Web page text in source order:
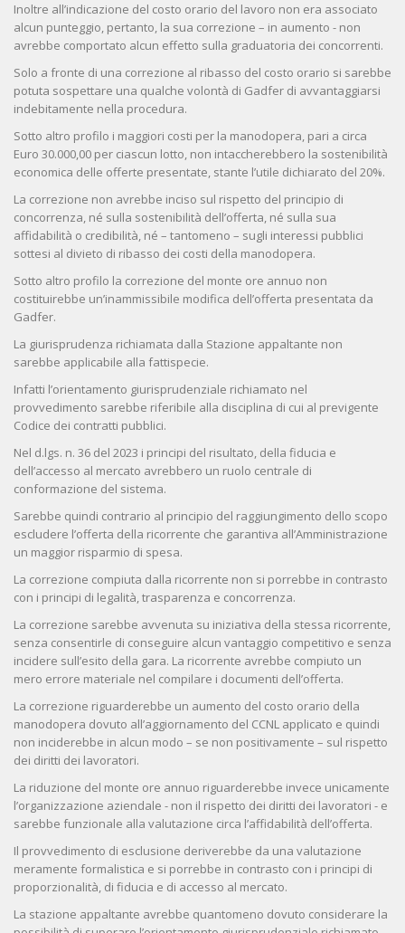
Inoltre all’indicazione del costo orario del lavoro non era associato
alcun punteggio, pertanto, la sua correzione – in aumento - non
avrebbe comportato alcun effetto sulla graduatoria dei concorrenti.
Solo a fronte di una correzione al ribasso del costo orario si sarebbe
potuta sospettare una qualche volontà di Gadfer di avvantaggiarsi
indebitamente nella procedura.
Sotto altro profilo i maggiori costi per la manodopera, pari a circa
Euro 30.000,00 per ciascun lotto, non intaccherebbero la sostenibilità
economica delle offerte presentate, stante l’utile dichiarato del 20%.
La correzione non avrebbe inciso sul rispetto del principio di
concorrenza, né sulla sostenibilità dell’offerta, né sulla sua
affidabilità o credibilità, né – tantomeno – sugli interessi pubblici
sottesi al divieto di ribasso dei costi della manodopera.
Sotto altro profilo la correzione del monte ore annuo non
costituirebbe un’inammissibile modifica dell’offerta presentata da
Gadfer.
La giurisprudenza richiamata dalla Stazione appaltante non
sarebbe applicabile alla fattispecie.
Infatti l’orientamento giurisprudenziale richiamato nel
provvedimento sarebbe riferibile alla disciplina di cui al previgente
Codice dei contratti pubblici.
Nel d.lgs. n. 36 del 2023 i principi del risultato, della fiducia e
dell’accesso al mercato avrebbero un ruolo centrale di
conformazione del sistema.
Sarebbe quindi contrario al principio del raggiungimento dello scopo
escludere l’offerta della ricorrente che garantiva all’Amministrazione
un maggior risparmio di spesa.
La correzione compiuta dalla ricorrente non si porrebbe in contrasto
con i principi di legalità, trasparenza e concorrenza.
La correzione sarebbe avvenuta su iniziativa della stessa ricorrente,
senza consentirle di conseguire alcun vantaggio competitivo e senza
incidere sull’esito della gara. La ricorrente avrebbe compiuto un
mero errore materiale nel compilare i documenti dell’offerta.
La correzione riguarderebbe un aumento del costo orario della
manodopera dovuto all’aggiornamento del CCNL applicato e quindi
non inciderebbe in alcun modo – se non positivamente – sul rispetto
dei diritti dei lavoratori.
La riduzione del monte ore annuo riguarderebbe invece unicamente
l’organizzazione aziendale - non il rispetto dei diritti dei lavoratori - e
sarebbe funzionale alla valutazione circa l’affidabilità dell’offerta.
Il provvedimento di esclusione deriverebbe da una valutazione
meramente formalistica e si porrebbe in contrasto con i principi di
proporzionalità, di fiducia e di accesso al mercato.
La stazione appaltante avrebbe quantomeno dovuto considerare la